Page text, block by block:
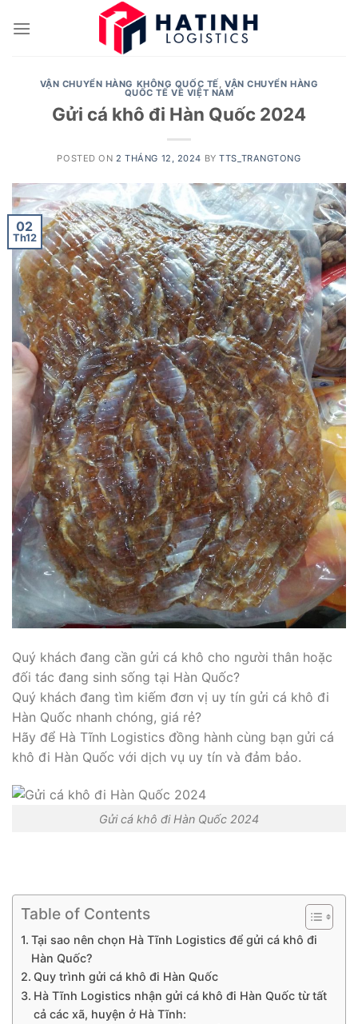
VẬN CHUYỂN HÀNG KHÔNG QUỐC TẾ, VẬN CHUYỂN HÀNG
QUỐC TẾ VỀ VIỆT NAM
Gửi cá khô đi Hàn Quốc 2024
POSTED ON 2 THÁNG 12, 2024 BYTTS_TRANGTONG
02
Th12
Quý khách đang cần gửi cá khô cho người thân hoặc
đối tác đang sinh sống tại Hàn Quốc?
Quý khách đang tìm kiếm đơn vị uy tín gửi cá khô đi
Hàn Quốc nhanh chóng, giá rẻ?
Hãy để Hà Tĩnh Logistics đồng hành cùng bạn gửi cá
khô đi Hàn Quốc với dịch vụ uy tín và đảm bảo.
Gửi cá khô đi Hàn Quốc 2024
Table of Contents
Tại sao nên chọn Hà Tĩnh Logistics để gửi cá khô đi
Hàn Quốc?
Quy trình gửi cá khô đi Hàn Quốc
Hà Tĩnh Logistics nhận gửi cá khô đi Hàn Quốc từ tất
cả các xã, huyện ở Hà Tĩnh: